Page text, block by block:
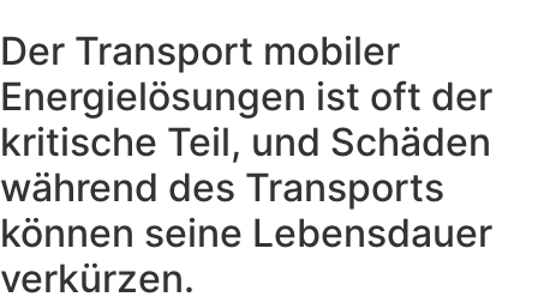
Der Transport mobiler
Energielösungen ist oft der
kritische Teil, und Schäden
während des Transports
können seine Lebensdauer
verkürzen.